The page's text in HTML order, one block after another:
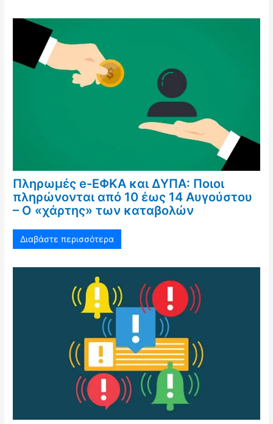
Πληρωμές e-ΕΦΚΑ και ΔΥΠΑ: Ποιοι
πληρώνονται από 10 έως 14 Αυγούστου
– Ο «χάρτης» των καταβολών
Διαβάστε περισσότερα